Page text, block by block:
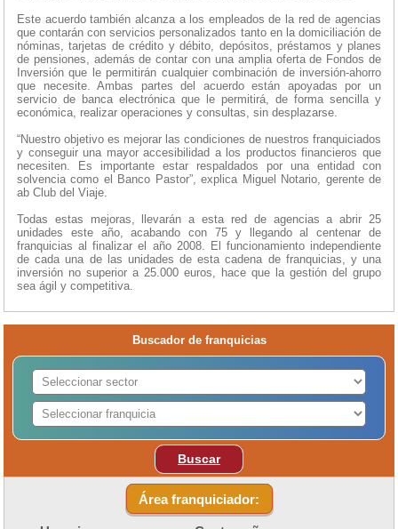
Este acuerdo también alcanza a los empleados de la red de agencias
que contarán con servicios personalizados tanto en la domiciliación de
nóminas, tarjetas de crédito y débito, depósitos, préstamos y planes
de pensiones, además de contar con una amplia oferta de Fondos de
Inversión que le permitirán cualquier combinación de inversión-ahorro
que necesite. Ambas partes del acuerdo están apoyadas por un
servicio de banca electrónica que le permitirá, de forma sencilla y
económica, realizar operaciones y consultas, sin desplazarse.
“Nuestro objetivo es mejorar las condiciones de nuestros franquiciados
y conseguir una mayor accesibilidad a los productos financieros que
necesiten. Es importante estar respaldados por una entidad con
solvencia como el Banco Pastor”, explica Miguel Notario, gerente de
ab Club del Viaje.
Todas estas mejoras, llevarán a esta red de agencias a abrir 25
unidades este año, acabando con 75 y llegando al centenar de
franquicias al finalizar el año 2008. El funcionamiento independiente
de cada una de las unidades de esta cadena de franquicias, y una
inversión no superior a 25.000 euros, hace que la gestión del grupo
sea ágil y competitiva.
Buscador de franquicias
Buscar
Área franquiciador: